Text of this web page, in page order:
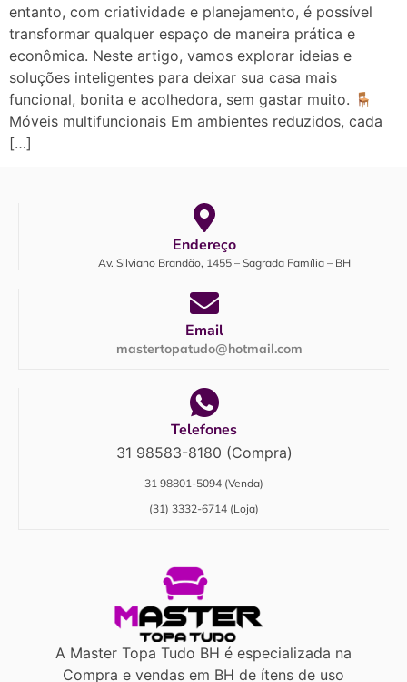
entanto, com criatividade e planejamento, é possível
transformar qualquer espaço de maneira prática e
econômica. Neste artigo, vamos explorar ideias e
soluções inteligentes para deixar sua casa mais
funcional, bonita e acolhedora, sem gastar muito. 🪑
Móveis multifuncionais Em ambientes reduzidos, cada
[…]
Endereço
Av. Silviano Brandão, 1455 – Sagrada Família – BH
Email
mastertopatudo@hotmail.com
Telefones
31 98583-8180 (Compra)
31 98801-5094 (Venda)
(31) 3332-6714 (Loja)
A Master Topa Tudo BH é especializada na
Compra e vendas em BH de ítens de uso